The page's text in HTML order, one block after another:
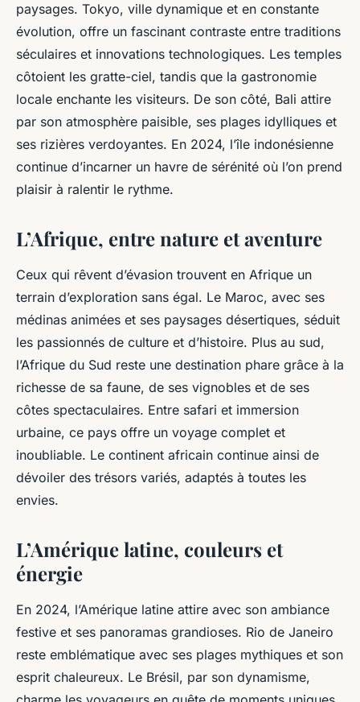
paysages. Tokyo, ville dynamique et en constante
évolution, offre un fascinant contraste entre traditions
séculaires et innovations technologiques. Les temples
côtoient les gratte-ciel, tandis que la gastronomie
locale enchante les visiteurs. De son côté, Bali attire
par son atmosphère paisible, ses plages idylliques et
ses rizières verdoyantes. En 2024, l’île indonésienne
continue d’incarner un havre de sérénité où l’on prend
plaisir à ralentir le rythme.
L’Afrique, entre nature et aventure
Ceux qui rêvent d’évasion trouvent en Afrique un
terrain d’exploration sans égal. Le Maroc, avec ses
médinas animées et ses paysages désertiques, séduit
les passionnés de culture et d’histoire. Plus au sud,
l’Afrique du Sud reste une destination phare grâce à la
richesse de sa faune, de ses vignobles et de ses
côtes spectaculaires. Entre safari et immersion
urbaine, ce pays offre un voyage complet et
inoubliable. Le continent africain continue ainsi de
dévoiler des trésors variés, adaptés à toutes les
envies.
L’Amérique latine, couleurs et
énergie
En 2024, l’Amérique latine attire avec son ambiance
festive et ses panoramas grandioses. Rio de Janeiro
reste emblématique avec ses plages mythiques et son
esprit chaleureux. Le Brésil, par son dynamisme,